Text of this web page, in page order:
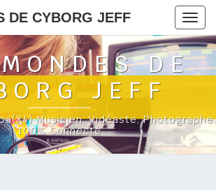
DE CYBORG JEFF
DE
JEFF
Musicien, Vidéaste, Photographe
100% Connecté